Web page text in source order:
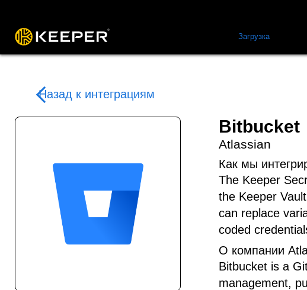
Загрузка
Назад к интеграциям
Bitbucket
Atlassian
Как мы
The Keeper
the Keeper
can replace
coded
О компании
Bitbucket is a
management,